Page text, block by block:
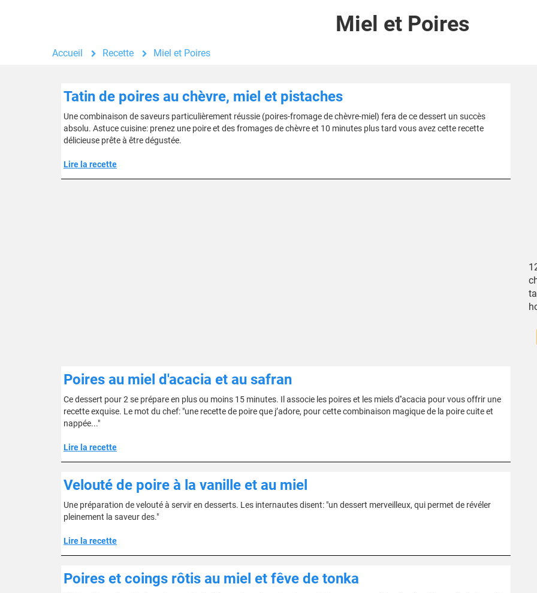
Miel et Poires
Accueil Recette Miel et Poires
Tatin de poires au chèvre, miel et pistaches
Une combinaison de saveurs particulièrement réussie (poires-fromage de chèvre-miel) fera de ce dessert un succès
absolu. Astuce cuisine: prenez une poire et des fromages de chèvre et 10 minutes plus tard vous avez cette recette
délicieuse prête à être dégustée.
Lire la recette
Poires au miel d'acacia et au safran
Ce dessert pour 2 se prépare en plus ou moins 15 minutes. Il associe les poires et les miels d''acacia pour vous offrir une
recette exquise. Le mot du chef: "une recette de poire que j’adore, pour cette combinaison magique de la poire cuite et
nappée..."
Lire la recette
Velouté de poire à la vanille et au miel
Une préparation de velouté à servir en desserts. Les internautes disent: "un dessert merveilleux, qui permet de révéler
pleinement la saveur des."
Lire la recette
Poires et coings rôtis au miel et fêve de tonka